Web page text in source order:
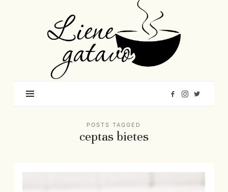
Gatavo
–
Mana
garšu
pasaule
POSTS TAGGED
ceptas bietes